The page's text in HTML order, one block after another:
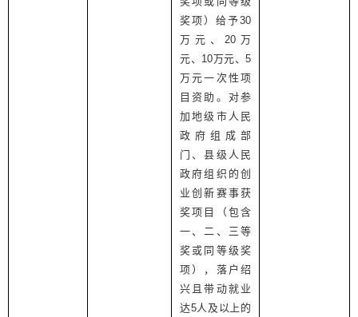
奖项）给予30
万元、20 万
元、 10万元、 5
万元一次性项
目资助。对参
加地级市人民
政府组成部
门、县级人民
政府组织的创
业创新赛事获
奖项目（包含
一、二、三等
奖或同等级奖
项），落户绍
兴且带动就业
达5人及以上的